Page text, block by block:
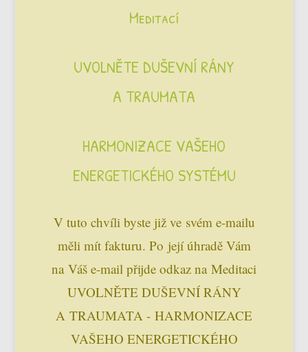
Meditací
UVOLNĚTE DUŠEVNÍ RÁNY
A TRAUMATA
HARMONIZACE VAŠEHO
ENERGETICKÉHO SYSTÉMU
V tuto chvíli byste již ve svém e-mailu
měli mít fakturu. Po její úhradě Vám
na Váš e-mail přijde odkaz na Meditaci
UVOLNĚTE DUŠEVNÍ RÁNY
A TRAUMATA - HARMONIZACE
VAŠEHO ENERGETICKÉHO